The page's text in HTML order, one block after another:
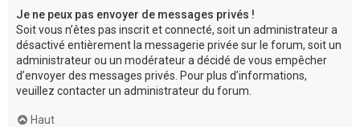
Je ne peux pas envoyer de messages privés !
Soit vous n’êtes pas inscrit et connecté, soit un administrateur a
désactivé entièrement la messagerie privée sur le forum, soit un
administrateur ou un modérateur a décidé de vous empêcher
d’envoyer des messages privés. Pour plus d’informations,
veuillez contacter un administrateur du forum.
Haut